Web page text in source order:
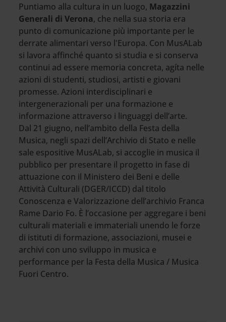
Puntiamo alla cultura in un luogo, Magazzini
Generali di Verona, che nella sua storia era
punto di comunicazione più importante per le
derrate alimentari verso l'Europa. Con MusALab
si lavora affinché quanto si studia e si conserva
continui ad essere memoria concreta, agíta nelle
azioni di studenti, studiosi, artisti e giovani
promesse. Azioni interdisciplinari e
intergenerazionali per una formazione e
informazione attraverso i linguaggi dell’arte.
Dal 21 giugno, nell’ambito della Festa della
Musica, negli spazi dell’Archivio di Stato e nelle
sale espositive MusALab, si accoglie in musica il
pubblico per presentare il progetto in fase di
attuazione con il Ministero dei Beni e delle
Attività Culturali (DGER/ICCD) dal titolo
Conoscenza e Valorizzazione dell’archivio Franca
Rame Dario Fo. È l’occasione per aggregare i beni
culturali materiali e immateriali unendo le forze
di istituti di formazione, associazioni, musei e
archivi con uno sviluppo in musica e
performance per la Festa della Musica / Musica
Fuori Centro.